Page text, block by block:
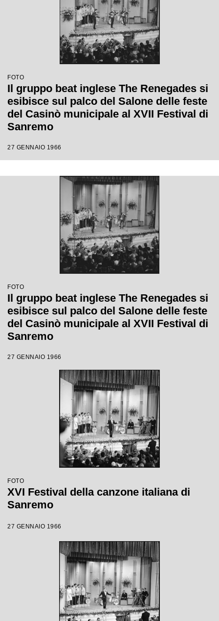
FOTO
Il gruppo beat inglese The Renegades si
esibisce sul palco del Salone delle feste
del Casinò municipale al XVII Festival di
Sanremo
27 GENNAIO 1966
FOTO
Il gruppo beat inglese The Renegades si
esibisce sul palco del Salone delle feste
del Casinò municipale al XVII Festival di
Sanremo
27 GENNAIO 1966
FOTO
XVI Festival della canzone italiana di
Sanremo
27 GENNAIO 1966